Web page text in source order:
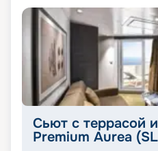
Сьют с террасой
Premium Aurea